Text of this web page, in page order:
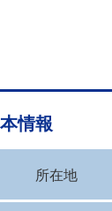
情報
所在地